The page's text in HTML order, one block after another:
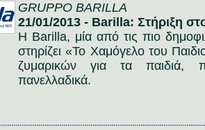
GRUPPO BARILLA
21/01/2013 - Barilla: Στήριξη
Η Barilla, μία από τις πιο
στηρίζει «Το Χαμόγελο του
ζυμαρικών για τα παιδιά,
πανελλαδικά.